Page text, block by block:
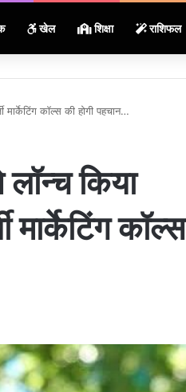
खेल शिक्षा राशिफल
कॉल्स की होगी पहचान…
किया
कॉल्स